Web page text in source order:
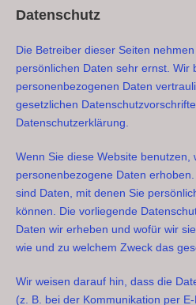
Datenschutz
Die Betreiber dieser Seiten
persönlichen Daten sehr ernst. Wir
personenbezogenen Daten
gesetzlichen
Datenschutzerklärung.
Wenn Sie diese Website benutzen,
personenbezogene Daten
sind Daten, mit denen Sie
können. Die vorliegende
Daten wir erheben und wofür wir
wie und zu welchem Zweck das
Wir weisen darauf hin, dass die
(z. B. bei der Kommunikation per